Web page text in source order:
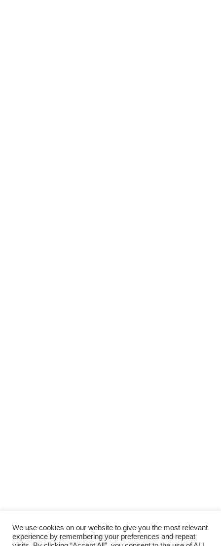
We use cookies on our website to give you the most relevant
experience by remembering your preferences and repeat